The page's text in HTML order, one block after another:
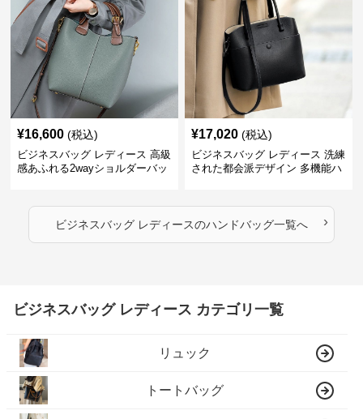
¥16,600 (税込)
ビジネスバッグ レディース 高級
感あふれる2wayショルダーバッ
¥17,020 (税込)
ビジネスバッグ レディース 洗練
された都会派デザイン 多機能ハ
ビジネスバッグ レディースのハンドバッグ一覧へ ›
ビジネスバッグ レディース カテゴリ一覧
リュック
トートバッグ